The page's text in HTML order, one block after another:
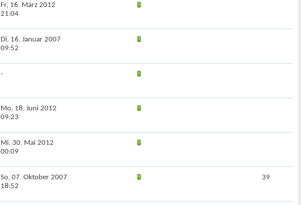
Fr, 16. März 2012
21:04
Di, 16. Januar 2007
09:52
-
Mo, 18. Juni 2012
09:23
Mi, 30. Mai 2012
00:09
So, 07. Oktober 2007
18:52
39